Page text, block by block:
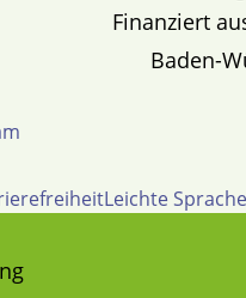
Finanziert
Baden-
Leichte Sprache